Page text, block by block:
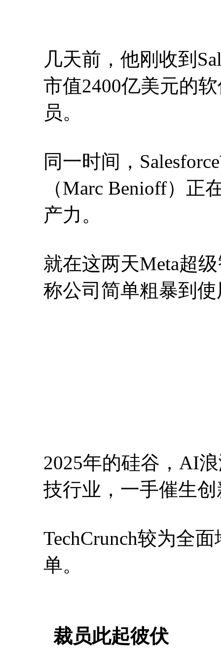
几天前，他刚收到
市值2400亿美元的
员。
同一时间，
（Marc Benioff）
产力。
就在这两天Meta超
称公司简单粗暴到
2025年的硅谷，AI
技行业，一手催生
TechCrunch较为全
单。
裁员此起彼伏